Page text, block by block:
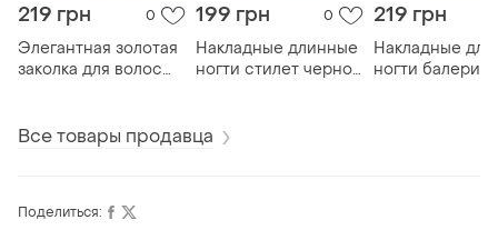
219 грн 0
Элегантная золотая
заколка для волос
жемчужиной"
199 грн 0
Накладные длинные
ногти стилет черно-
объемными цветами
219 грн
Накладные
ногти балерина
Все товары продавца
Поделиться: